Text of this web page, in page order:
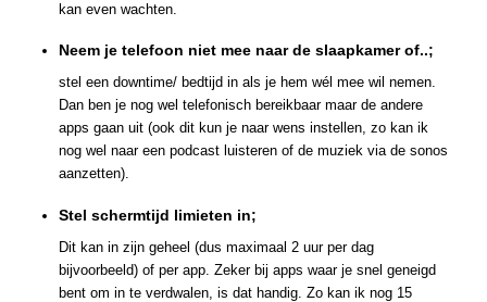
kan even wachten.
Neem je telefoon niet mee naar de slaapkamer of..;
stel een downtime/ bedtijd in als je hem wél mee wil nemen.
Dan ben je nog wel telefonisch bereikbaar maar de andere
apps gaan uit (ook dit kun je naar wens instellen, zo kan ik
nog wel naar een podcast luisteren of de muziek via de sonos
aanzetten).
Stel schermtijd limieten in;
Dit kan in zijn geheel (dus maximaal 2 uur per dag
bijvoorbeeld) of per app. Zeker bij apps waar je snel geneigd
bent om in te verdwalen, is dat handig. Zo kan ik nog 15